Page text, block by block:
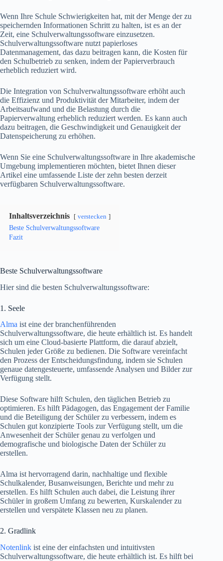
Wenn Ihre Schule Schwierigkeiten hat, mit der Menge der zu
speichernden Informationen Schritt zu halten, ist es an der
Zeit, eine Schulverwaltungssoftware einzusetzen.
Schulverwaltungssoftware nutzt papierloses
Datenmanagement, das dazu beitragen kann, die Kosten für
den Schulbetrieb zu senken, indem der Papierverbrauch
erheblich reduziert wird.
Die Integration von Schulverwaltungssoftware erhöht auch
die Effizienz und Produktivität der Mitarbeiter, indem der
Arbeitsaufwand und die Belastung durch die
Papierverwaltung erheblich reduziert werden. Es kann auch
dazu beitragen, die Geschwindigkeit und Genauigkeit der
Datenspeicherung zu erhöhen.
Wenn Sie eine Schulverwaltungssoftware in Ihre akademische
Umgebung implementieren möchten, bietet Ihnen dieser
Artikel eine umfassende Liste der zehn besten derzeit
verfügbaren Schulverwaltungssoftware.
Inhaltsverzeichnis verstecken
Beste Schulverwaltungssoftware
Fazit
Beste Schulverwaltungssoftware
Hier sind die besten Schulverwaltungssoftware:
1. Seele
Alma ist eine der branchenführenden
Schulverwaltungssoftware, die heute erhältlich ist. Es handelt
sich um eine Cloud-basierte Plattform, die darauf abzielt,
Schulen jeder Größe zu bedienen. Die Software vereinfacht
den Prozess der Entscheidungsfindung, indem sie Schulen
genaue datengesteuerte, umfassende Analysen und Bilder zur
Verfügung stellt.
Diese Software hilft Schulen, den täglichen Betrieb zu
optimieren. Es hilft Pädagogen, das Engagement der Familie
und die Beteiligung der Schüler zu verbessern, indem es
Schulen gut konzipierte Tools zur Verfügung stellt, um die
Anwesenheit der Schüler genau zu verfolgen und
demografische und biologische Daten der Schüler zu
erstellen.
Alma ist hervorragend darin, nachhaltige und flexible
Schulkalender, Busanweisungen, Berichte und mehr zu
erstellen. Es hilft Schulen auch dabei, die Leistung ihrer
Schüler in großem Umfang zu bewerten, Kurskalender zu
erstellen und verspätete Klassen neu zu planen.
2. Gradlink
Notenlink ist eine der einfachsten und intuitivsten
Schulverwaltungssoftware, die heute erhältlich ist. Es hilft bei